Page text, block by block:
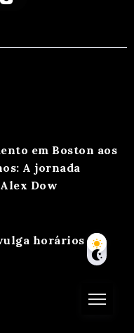
em Boston aos
A jornada
Dow
horários e